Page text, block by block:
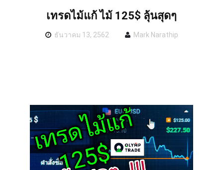
เทรดไม้แก้ ไม้ 125$ ลุ้นสุดๆ
ธันวาคม 13, 2562 Mark Narathip